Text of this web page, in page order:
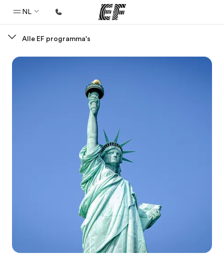
NL
Welkom bij EF
Alle EF programma's